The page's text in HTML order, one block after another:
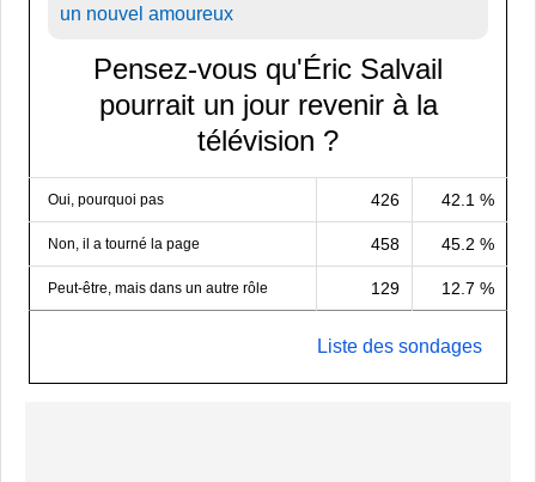
un nouvel amoureux
Pensez-vous qu'Éric Salvail
pourrait un jour revenir à la
télévision ?
Oui, pourquoi pas 426 42.1 %
Non, il a tourné la page 458 45.2 %
Peut-être, mais dans un autre rôle 129 12.7 %
Liste des sondages